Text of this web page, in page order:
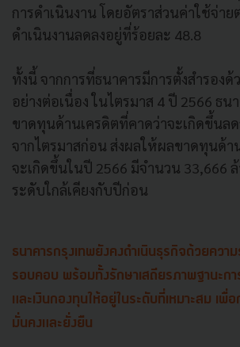
การดำเนินงาน โดยอัตราส่วนค่าใช้จ่าย
ดำเนินงานลดลงอยู่ที่ร้อยละ 48.8
ทั้งนี้ จากการที่ธนาคารมีการตั้งสำรองด้
อย่างต่อเนื่อง ในไตรมาส 4 ปี 2566 ธน
ขาดทุนด้านเครดิตที่คาดว่าจะเกิดขึ้นลด
จากไตรมาสก่อน ส่งผลให้ผลขาดทุนด้า
จะเกิดขึ้นในปี 2566 มีจำนวน 33,666
ระดับใกล้เคียงกับปีก่อน
ธนาคารกรุงเทพยังคงดำเนินธุรกิจด้วยความ
รอบคอบ พร้อมทั้งรักษาเสถียรภาพฐานะกา
และเงินกองทุนให้อยู่ในระดับที่เหมาะสม เพื่อ
มั่นคงและยั่งยืน